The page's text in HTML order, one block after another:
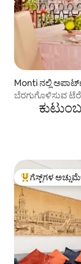
Monti ನಲ್ಲಿ
ಬೆರಗುಗೊಳಿಸುವ
ಗೆಸ್ಟ್‌ಗಳಿಗೆ ಅತಿ ಹೆಚ್ಚು
ಗೆಸ್ಟ್‌ಗಳ